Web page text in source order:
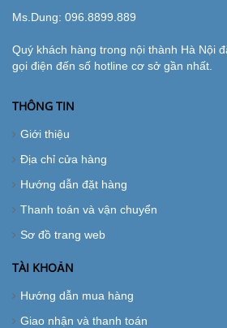
Ms.Dung: 096.8899.889
Quý khách hàng trong nội thành Hà Nội
gọi điện đến số hotline cơ sở gần nhất.
THÔNG TIN
Giới thiệu
Địa chỉ cửa hàng
Hướng dẫn đặt hàng
Thanh toán và vận chuyển
Sơ đồ trang web
TÀI KHOẢN
Hướng dẫn mua hàng
Giao nhận và thanh toán